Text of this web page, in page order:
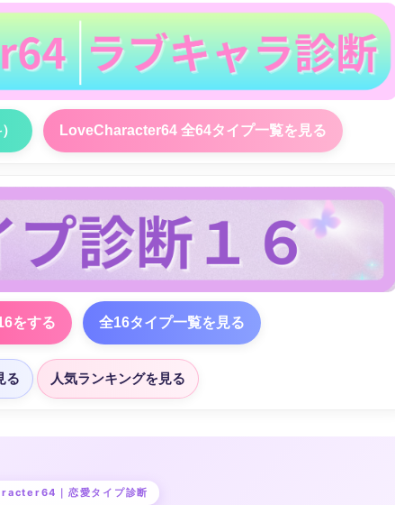
LoveCharacter64 全64タイプ一覧を見る
をする 全16タイプ一覧を見る
る 人気ランキングを見る
｜恋愛タイプ診断